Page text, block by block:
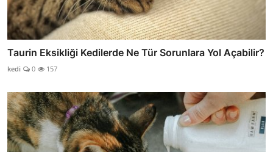
Taurin Eksikliği Kedilerde Ne Tür Sorunlara Yol Açabilir?
kedi 0 157